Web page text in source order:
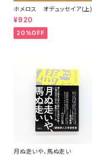
ホメロス オデュッセイア(上)
(下) （岩波文庫）
¥920
20%OFF
月ぬ走いや、馬ぬ走い